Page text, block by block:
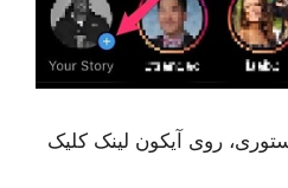
روی آیکون لینک کلیک